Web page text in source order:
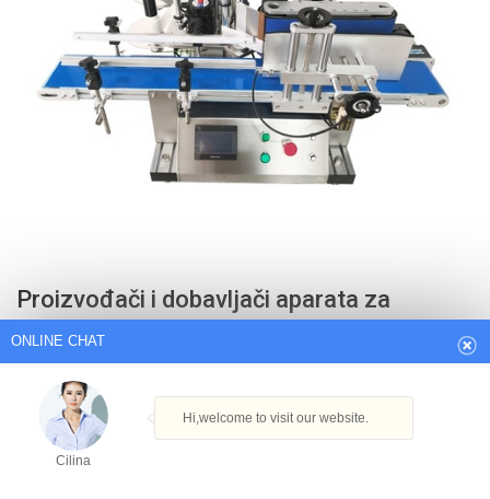
Proizvođači i dobavljači aparata za
kartice, kineski aparat za kartice ...
mašina i popis tvornica, brzo pronađite kvalificirane kineske
proizvođače, dobavljače, tvornice, izvoznike i veletrgovce kartičnih
aparata na Made-in-China.com.
Hi,welcome to visit our website.
Cilina